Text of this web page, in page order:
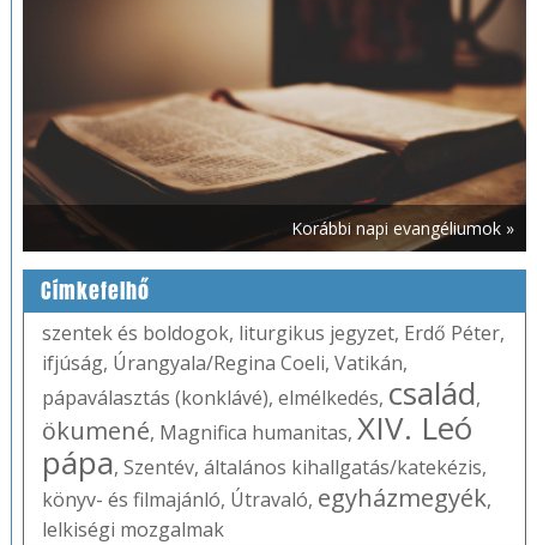
Korábbi napi evangéliumok »
Címkefelhő
szentek és boldogok, liturgikus jegyzet, Erdő Péter,
ifjúság, Úrangyala/Regina Coeli, Vatikán,
pápaválasztás (konklávé), elmélkedés, család,
ökumené, Magnifica humanitas, XIV. Leó
pápa, Szentév, általános kihallgatás/katekézis,
könyv- és filmajánló, Útravaló, egyházmegyék,
lelkiségi mozgalmak